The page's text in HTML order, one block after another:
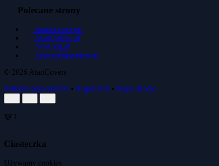
Polecane strony
atariteca.net.pe
AtariOnline.pl
Atari.org.pl
Systemembedded.eu
© 2026 AtariCovers
Polityka prywatności • Regulamin • Mapa strony
1/ 1
Ciasteczka
Używamy cookies